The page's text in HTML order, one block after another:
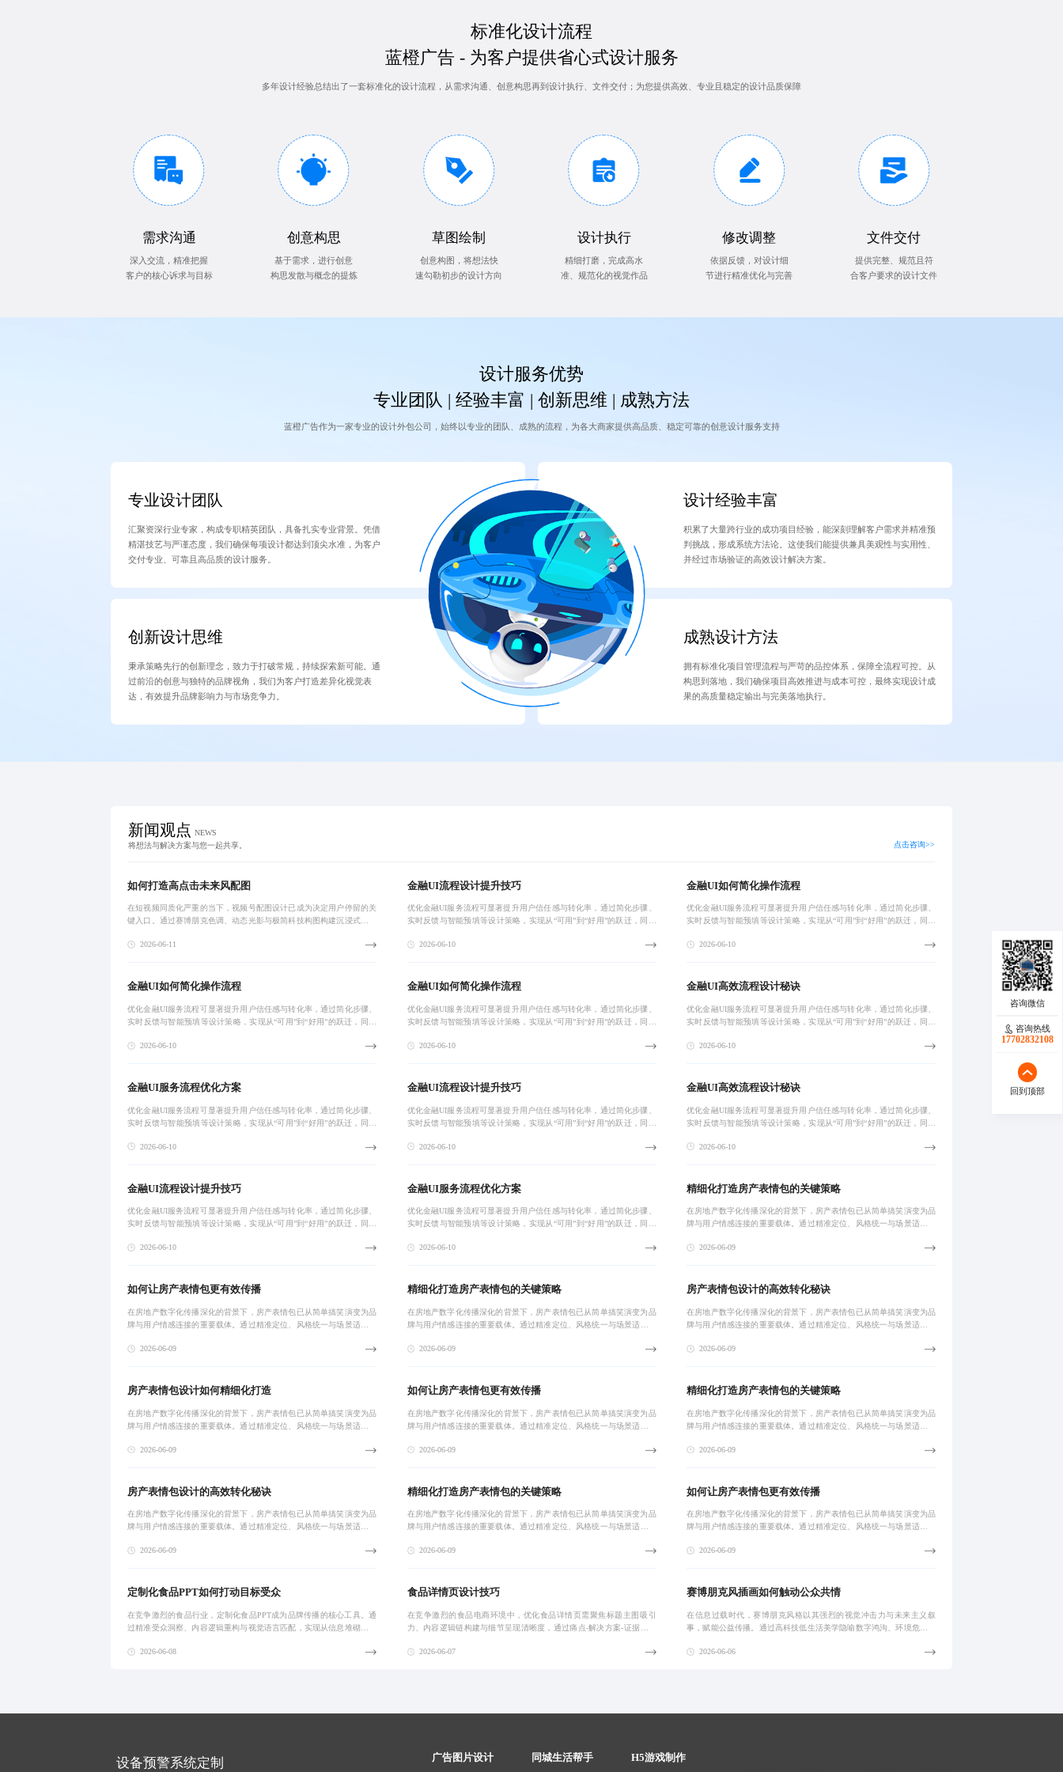
标准化设计流程
蓝橙广告 - 为客户提供省心式设计服务
多年设计经验总结出了一套标准化的设计流程，从需求沟通、创意构思再到设计执行、文件交付；为您提供高效、专业且稳定的设计品质保障
需求沟通
深入交流，精准把握
客户的核心诉求与目标
创意构思
基于需求，进行创意
构思发散与概念的提炼
草图绘制
创意构图，将想法快
速勾勒初步的设计方向
设计执行
精细打磨，完成高水
准、规范化的视觉作品
修改调整
依据反馈，对设计细
节进行精准优化与完善
文件交付
提供完整、规范且符
合客户要求的设计文件
设计服务优势
专业团队 | 经验丰富 | 创新思维 | 成熟方法
蓝橙广告作为一家专业的设计外包公司，始终以专业的团队、成熟的流程，为各大商家提供高品质、稳定可靠的创意设计服务支持
专业设计团队
汇聚资深行业专家，构成专职精英团队，具备扎实专业背景。凭借
精湛技艺与严谨态度，我们确保每项设计都达到顶尖水准，为客户
交付专业、可靠且高品质的设计服务。
设计经验丰富
积累了大量跨行业的成功项目经验，能深刻理解客户需求并精准预
判挑战，形成系统方法论。这使我们能提供兼具美观性与实用性、
并经过市场验证的高效设计解决方案。
创新设计思维
秉承策略先行的创新理念，致力于打破常规，持续探索新可能。通
过前沿的创意与独特的品牌视角，我们为客户打造差异化视觉表
达，有效提升品牌影响力与市场竞争力。
成熟设计方法
拥有标准化项目管理流程与严苛的品控体系，保障全流程可控。从
构思到落地，我们确保项目高效推进与成本可控，最终实现设计成
果的高质量稳定输出与完美落地执行。
新闻观点 NEWS
将想法与解决方案与您一起共享。
点击咨询>>
如何打造高点击未来风配图
在短视频同质化严重的当下，视频号配图设计已成为决定用户停留的关
键入口。通过赛博朋克色调、动态光影与极简科技构图构建沉浸式视觉
块化设计，实
2026-06-11
金融UI流程设计提升技巧
优化金融UI服务流程可显著提升用户信任感与转化率，通过简化步骤、
实时反馈与智能预填等设计策略，实现从“可用”到“好用”的跃迁，同时
2026-06-10
金融UI如何简化操作流程
优化金融UI服务流程可显著提升用户信任感与转化率，通过简化步骤、
实时反馈与智能预填等设计策略，实现从“可用”到“好用”的跃迁，同时
2026-06-10
金融UI如何简化操作流程
优化金融UI服务流程可显著提升用户信任感与转化率，通过简化步骤、
实时反馈与智能预填等设计策略，实现从“可用”到“好用”的跃迁，同时
2026-06-10
金融UI如何简化操作流程
优化金融UI服务流程可显著提升用户信任感与转化率，通过简化步骤、
实时反馈与智能预填等设计策略，实现从“可用”到“好用”的跃迁，同时
2026-06-10
金融UI高效流程设计秘诀
优化金融UI服务流程可显著提升用户信任感与转化率，通过简化步骤、
实时反馈与智能预填等设计策略，实现从“可用”到“好用”的跃迁，同时
2026-06-10
金融UI服务流程优化方案
优化金融UI服务流程可显著提升用户信任感与转化率，通过简化步骤、
实时反馈与智能预填等设计策略，实现从“可用”到“好用”的跃迁，同时
2026-06-10
金融UI流程设计提升技巧
优化金融UI服务流程可显著提升用户信任感与转化率，通过简化步骤、
实时反馈与智能预填等设计策略，实现从“可用”到“好用”的跃迁，同时
2026-06-10
金融UI高效流程设计秘诀
优化金融UI服务流程可显著提升用户信任感与转化率，通过简化步骤、
实时反馈与智能预填等设计策略，实现从“可用”到“好用”的跃迁，同时
2026-06-10
金融UI流程设计提升技巧
优化金融UI服务流程可显著提升用户信任感与转化率，通过简化步骤、
实时反馈与智能预填等设计策略，实现从“可用”到“好用”的跃迁，同时
2026-06-10
金融UI服务流程优化方案
优化金融UI服务流程可显著提升用户信任感与转化率，通过简化步骤、
实时反馈与智能预填等设计策略，实现从“可用”到“好用”的跃迁，同时
2026-06-10
精细化打造房产表情包的关键策略
在房地产数字化传播深化的背景下，房产表情包已从简单搞笑演变为品
牌与用户情感连接的重要载体。通过精准定位、风格统一与场景适配，
社交语境
2026-06-09
如何让房产表情包更有效传播
在房地产数字化传播深化的背景下，房产表情包已从简单搞笑演变为品
牌与用户情感连接的重要载体。通过精准定位、风格统一与场景适配，
社交语境
2026-06-09
精细化打造房产表情包的关键策略
在房地产数字化传播深化的背景下，房产表情包已从简单搞笑演变为品
牌与用户情感连接的重要载体。通过精准定位、风格统一与场景适配，
社交语境
2026-06-09
房产表情包设计的高效转化秘诀
在房地产数字化传播深化的背景下，房产表情包已从简单搞笑演变为品
牌与用户情感连接的重要载体。通过精准定位、风格统一与场景适配，
社交语境
2026-06-09
房产表情包设计如何精细化打造
在房地产数字化传播深化的背景下，房产表情包已从简单搞笑演变为品
牌与用户情感连接的重要载体。通过精准定位、风格统一与场景适配，
社交语境
2026-06-09
如何让房产表情包更有效传播
在房地产数字化传播深化的背景下，房产表情包已从简单搞笑演变为品
牌与用户情感连接的重要载体。通过精准定位、风格统一与场景适配，
社交语境
2026-06-09
精细化打造房产表情包的关键策略
在房地产数字化传播深化的背景下，房产表情包已从简单搞笑演变为品
牌与用户情感连接的重要载体。通过精准定位、风格统一与场景适配，
社交语境
2026-06-09
房产表情包设计的高效转化秘诀
在房地产数字化传播深化的背景下，房产表情包已从简单搞笑演变为品
牌与用户情感连接的重要载体。通过精准定位、风格统一与场景适配，
社交语境
2026-06-09
精细化打造房产表情包的关键策略
在房地产数字化传播深化的背景下，房产表情包已从简单搞笑演变为品
牌与用户情感连接的重要载体。通过精准定位、风格统一与场景适配，
社交语境
2026-06-09
如何让房产表情包更有效传播
在房地产数字化传播深化的背景下，房产表情包已从简单搞笑演变为品
牌与用户情感连接的重要载体。通过精准定位、风格统一与场景适配，
社交语境
2026-06-09
定制化食品PPT如何打动目标受众
在竞争激烈的食品行业，定制化食品PPT成为品牌传播的核心工具。通
过精准受众洞察、内容逻辑重构与视觉语言匹配，实现从信息堆砌到深
2026-06-08
食品详情页设计技巧
在竞争激烈的食品电商环境中，优化食品详情页需聚焦标题主图吸引
力、内容逻辑链构建与细节呈现清晰度，通过痛点-解决方案-证据支撑
2026-06-07
赛博朋克风插画如何触动公众共情
在信息过载时代，赛博朋克风格以其强烈的视觉冲击力与未来主义叙
事，赋能公益传播。通过高科技低生活美学隐喻数字鸿沟、环境危机等
虹光影与人性挣扎
2026-06-06
设备预警系统定制 广告图片设计 同城生活帮手 H5游戏制作
咨询热线
17702832108
回到顶部